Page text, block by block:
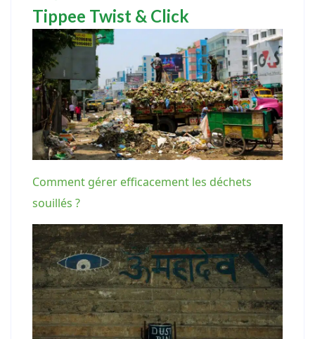
Tippee Twist & Click
Comment gérer efficacement les déchets
souillés ?